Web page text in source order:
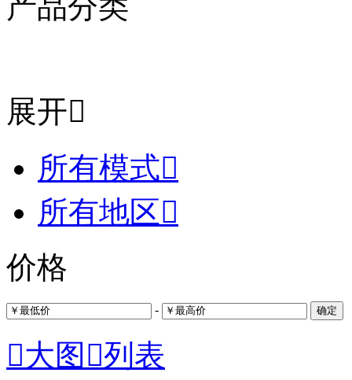
展开
所有模式
所有地区
价格
- 确定
大图 列表